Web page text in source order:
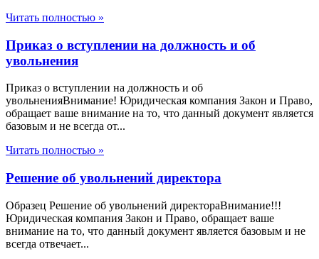
Читать полностью »
Приказ о вступлении на должность и об
увольнения
Приказ о вступлении на должность и об
увольненияВнимание! Юридическая компания Закон и Право,
обращает ваше внимание на то, что данный документ является
базовым и не всегда от...
Читать полностью »
Решение об увольнений директора
Образец Решение об увольнений директораВнимание!!!
Юридическая компания Закон и Право, обращает ваше
внимание на то, что данный документ является базовым и не
всегда отвечает...